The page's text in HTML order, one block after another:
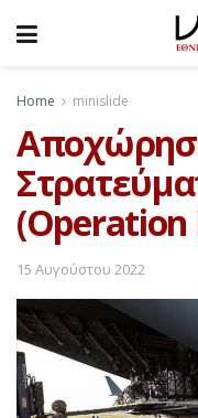
Home minislide
(Operation
15 Αυγούστου 2022